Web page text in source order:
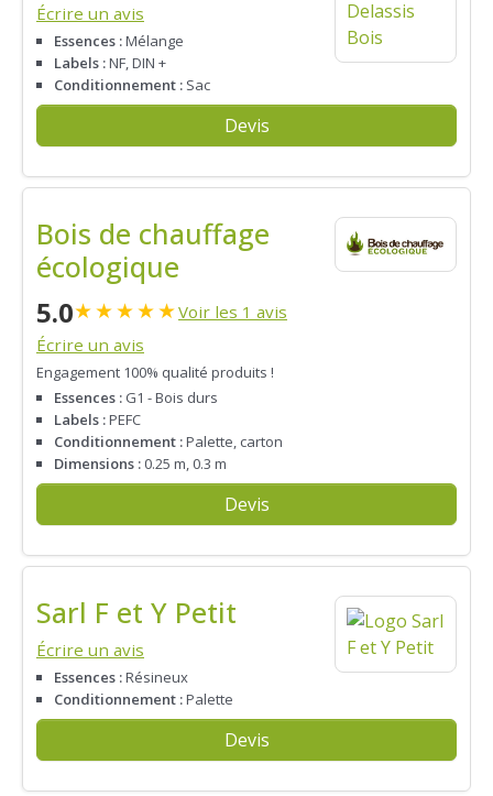
Écrire un avis
Essences :Mélange
Labels :NF, DIN +
Conditionnement : Sac
Devis
Bois de chauffage
écologique
5.0★★★★★Voir les 1 avis
Écrire un avis
Engagement 100% qualité produits !
Essences : G1 - Bois durs
Labels :PEFC
Conditionnement :Palette, carton
Dimensions : 0.25 m, 0.3 m
Devis
Sarl F et Y Petit
Écrire un avis
Essences :Résineux
Conditionnement :Palette
Devis